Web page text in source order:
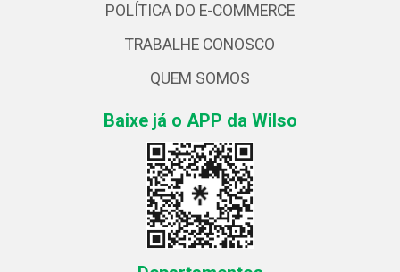
POLÍTICA DO E-COMMERCE
TRABALHE CONOSCO
QUEM SOMOS
Baixe já o APP da Wilso